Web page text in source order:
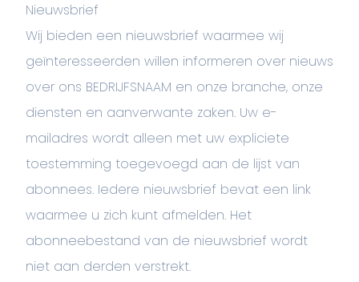
Nieuwsbrief
Wij bieden een nieuwsbrief waarmee wij
geïnteresseerden willen informeren over nieuws
over ons BEDRIJFSNAAM en onze branche, onze
diensten en aanverwante zaken. Uw e-
mailadres wordt alleen met uw expliciete
toestemming toegevoegd aan de lijst van
abonnees. Iedere nieuwsbrief bevat een link
waarmee u zich kunt afmelden. Het
abonneebestand van de nieuwsbrief wordt
niet aan derden verstrekt.